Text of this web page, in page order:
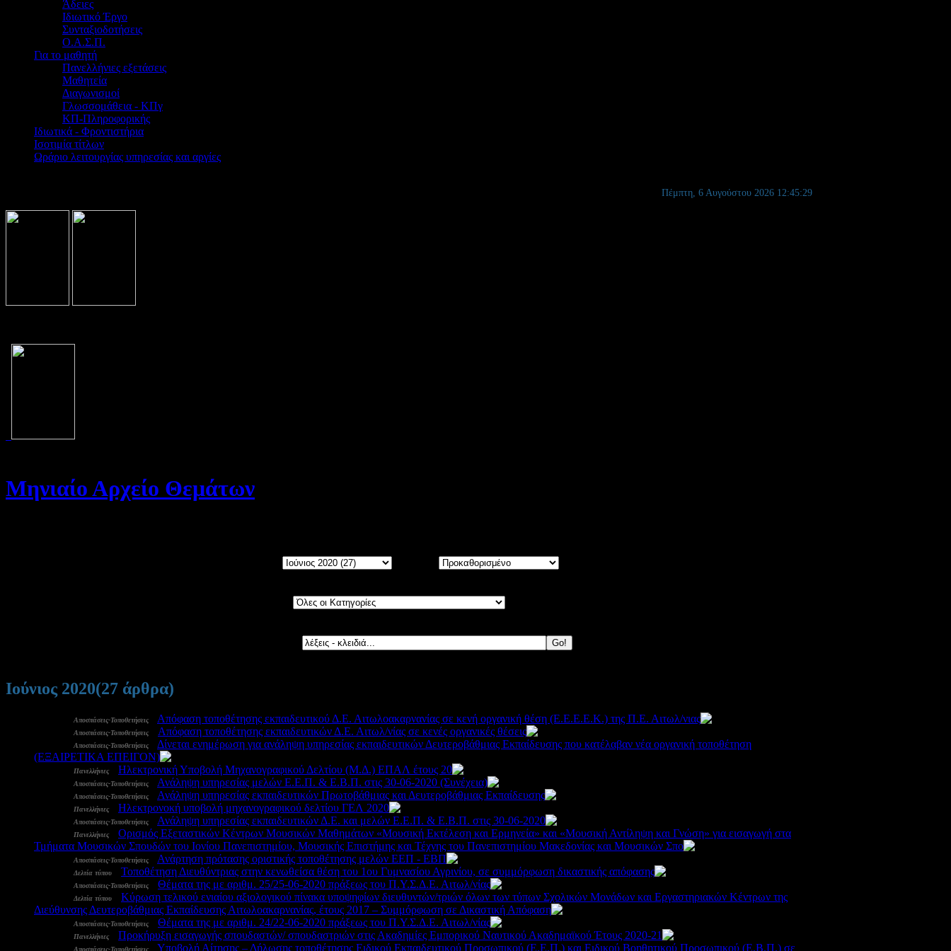
Άδειες
Ιδιωτικό Έργο
Συνταξιοδοτήσεις
Ο.Α.Σ.Π.
Για το μαθητή
Πανελλήνιες εξετάσεις
Μαθητεία
Διαγωνισμοί
Γλωσσομάθεια - ΚΠγ
ΚΠ-Πληροφορικής
Ιδιωτικά - Φροντιστήρια
Ισοτιμία τίτλων
Ωράριο λειτουργίας υπηρεσίας και αργίες
Πέμπτη, 6 Αυγούστου 2026 12:45:30
Μηνιαίο Αρχείο Θεμάτων
Ιούνιος 2020(27 άρθρα)
Αποσπάσεις-Τοποθετήσεις- Απόφαση τοποθέτησης εκπαιδευτικού Δ.Ε. Αιτωλοακαρνανίας σε κενή οργανική θέση (Ε.Ε.Ε.Ε.Κ.) της Π.Ε. Αιτωλ/νιας
Αποσπάσεις-Τοποθετήσεις- Aπόφαση τοποθέτησης εκπαιδευτικών Δ.Ε. Αιτωλ/νίας σε κενές οργανικές θέσεις
Αποσπάσεις-Τοποθετήσεις- Δίνεται ενημέρωση για ανάληψη υπηρεσίας εκπαιδευτικών Δευτεροβάθμιας Εκπαίδευσης που κατέλαβαν νέα οργανική τοποθέτηση
(ΕΞΑΙΡΕΤΙΚΑ ΕΠΕΙΓΟΝ)
Πανελλήνιες- Ηλεκτρονική Υποβολή Μηχανογραφικού Δελτίου (Μ.Δ.) ΕΠΑΛ έτους 20
Αποσπάσεις-Τοποθετήσεις- Ανάληψη υπηρεσίας μελών Ε.Ε.Π. & Ε.Β.Π. στις 30-06-2020 (Συνέχεια)
Αποσπάσεις-Τοποθετήσεις- Ανάληψη υπηρεσίας εκπαιδευτικών Πρωτοβάθμιας και Δευτεροβάθμιας Εκπαίδευσης
Πανελλήνιες- Ηλεκτρονοκή υποβολή μηχανογραφικού δελτίου ΓΕΛ 2020
Αποσπάσεις-Τοποθετήσεις- Ανάληψη υπηρεσίας εκπαιδευτικών Δ.Ε. και μελών Ε.Ε.Π. & Ε.Β.Π. στις 30-06-2020
Πανελλήνιες- Ορισμός Εξεταστικών Κέντρων Μουσικών Μαθημάτων «Μουσική Εκτέλεση και Ερμηνεία» και «Μουσική Αντίληψη και Γνώση» για εισαγωγή στα
Τμήματα Μουσικών Σπουδών του Ιονίου Πανεπιστημίου, Μουσικής Επιστήμης και Τέχνης του Πανεπιστημίου Μακεδονίας και Μουσικών Σπο
Αποσπάσεις-Τοποθετήσεις- Ανάρτηση πρότασης οριστικής τοποθέτησης μελών ΕΕΠ - ΕΒΠ
Δελτία τύπου Τοποθέτηση Διευθύντριας στην κενωθείσα θέση του 1ου Γυμνασίου Αγρινίου, σε συμμόρφωση δικαστικής απόφασης
Αποσπάσεις-Τοποθετήσεις- Θέματα της με αριθμ. 25/25-06-2020 πράξεως του Π.Υ.Σ.Δ.Ε. Αιτωλ/νίας
Δελτία τύπου
Κύρωση τελικού ενιαίου αξιολογικού πίνακα υποψηφίων διευθυντών/τριών όλων των τύπων Σχολικών Μονάδων και Εργαστηριακών Κέντρων της
Διεύθυνσης Δευτεροβάθμιας Εκπαίδευσης Αιτωλοακαρνανίας, έτους 2017 – Συμμόρφωση σε Δικαστική Απόφαση
Αποσπάσεις-Τοποθετήσεις- Θέματα της με αριθμ. 24/22-06-2020 πράξεως του Π.Υ.Σ.Δ.Ε. Αιτωλ/νίας
Πανελλήνιες- Προκήρυξη εισαγωγής σπουδαστών/ σπουδαστριών στις Ακαδημίες Εμπορικού Ναυτικού Ακαδημαϊκού Έτους 2020-21
Αποσπάσεις-Τοποθετήσεις- Υποβολή Αίτησης – Δήλωσης τοποθέτησης Ειδικού Εκπαιδευτικού Προσωπικού (Ε.Ε.Π.) και Ειδικού Βοηθητικού Προσωπικού (Ε.Β.Π.) σε